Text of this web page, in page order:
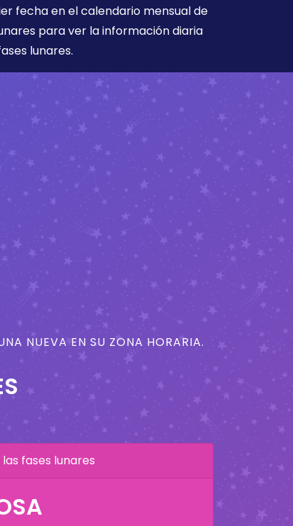
fecha en el calendario mensual de
para ver la información diaria
lunares.
NUEVA EN SU ZONA HORARIA.
fases lunares